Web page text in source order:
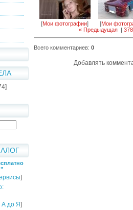
]
А до Я]
[Мои фотографии] [Мои
« Предыдущая | 378
Всего комментариев: 0
Добавлять